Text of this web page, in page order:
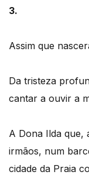
3.
Assim que
Da tristeza
cantar a ouvir a
A Dona Ilda que,
irmãos, num
cidade da Praia